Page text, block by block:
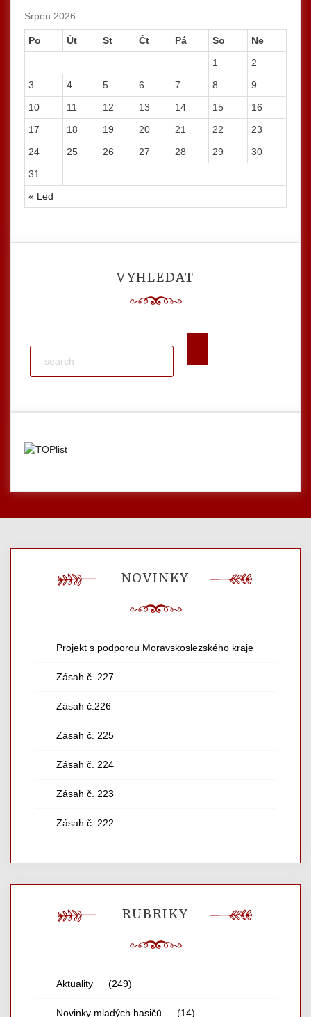
Srpen 2026
Po Út St Čt Pá So Ne
« Led
1
2
3
4 5 6 7 8
9
10
11 12 13 14 15
16
17
18 19 20 21 22
23
24
25 26 27 28 29
30
31
VYHLEDAT
NOVINKY
Projekt s podporou Moravskoslezského kraje
Zásah č. 227
Zásah č.226
Zásah č. 225
Zásah č. 224
Zásah č. 223
Zásah č. 222
RUBRIKY
Aktuality (249)
Novinky mladých hasičů (14)